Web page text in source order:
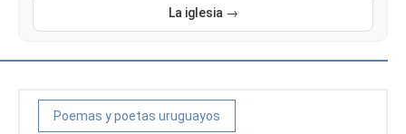
La iglesia →
Poemas y poetas uruguayos